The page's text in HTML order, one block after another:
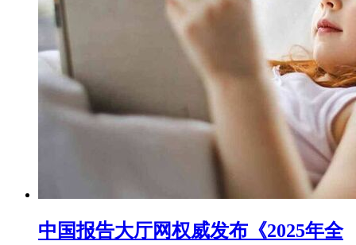
中国报告大厅网权威发布《2025年全